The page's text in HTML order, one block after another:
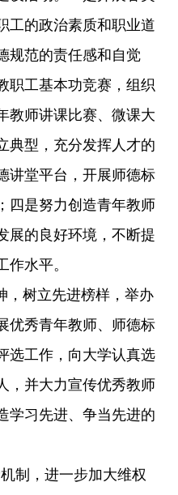
工的政治素质和职业道
规范的责任感和自觉
职工基本功竞赛，组织
教师讲课比赛、微课大
典型，充分发挥人才的
讲堂平台，开展师德标
四是努力创造青年教师
展的良好环境，不断提
水平。
，树立先进榜样， 举办
优秀青年教师、师德标
选工作 ， 向大学认真选
，并大力宣传优秀教师
学习先进、争当先进的
制，进一步加大维权